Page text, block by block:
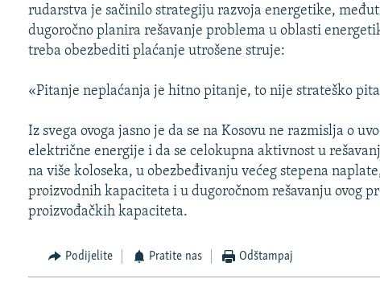
rudarstva je sačinilo strategiju razvoja energetike,
dugoročno planira rešavanje problema u oblasti
treba obezbediti plaćanje utrošene struje:
«Pitanje neplaćanja je hitno pitanje, to nije strateško
Iz svega ovoga jasno je da se na Kosovu ne razmislja o
električne energije i da se celokupna aktivnost u
na više koloseka, u obezbeđivanju većeg stepena
proizvodnih kapaciteta i u dugoročnom rešavanju ovog
proizvođačkih kapaciteta.
Podijelite Pratite nas Odštampaj